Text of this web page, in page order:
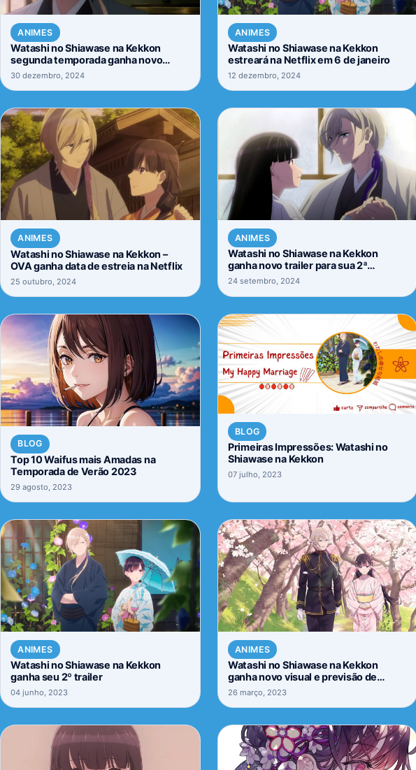
ANIMES
Watashi no Shiawase na Kekkon
segunda temporada ganha novo
vídeo promocional
30 dezembro, 2024
ANIMES
Watashi no Shiawase na Kekkon
estreará na Netflix em 6 de janeiro
12 dezembro, 2024
ANIMES
Watashi no Shiawase na Kekkon –
OVA ganha data de estreia na Netflix
25 outubro, 2024
ANIMES
Watashi no Shiawase na Kekkon
ganha novo trailer para sua 2ª
temporada
24 setembro, 2024
BLOG
Top 10 Waifus mais Amadas na
Temporada de Verão 2023
29 agosto, 2023
BLOG
Primeiras Impressões: Watashi no
Shiawase na Kekkon
07 julho, 2023
ANIMES
Watashi no Shiawase na Kekkon
ganha seu 2º trailer
04 junho, 2023
ANIMES
Watashi no Shiawase na Kekkon
ganha novo visual e previsão de
estreia
26 março, 2023